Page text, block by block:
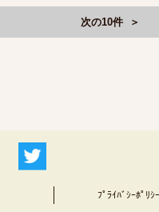
次の10件 ＞
ﾌﾟﾗｲﾊﾞｼｰﾎﾟﾘｼｰ